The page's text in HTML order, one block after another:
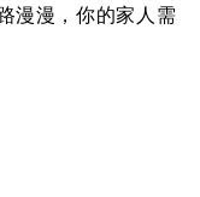
漫漫，你的家人需